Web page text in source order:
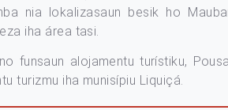
nia lokalizasaun besik ho
iha área tasi.
funsaun alojamentu turístiku,
turizmu iha munisípiu Liquiçá.